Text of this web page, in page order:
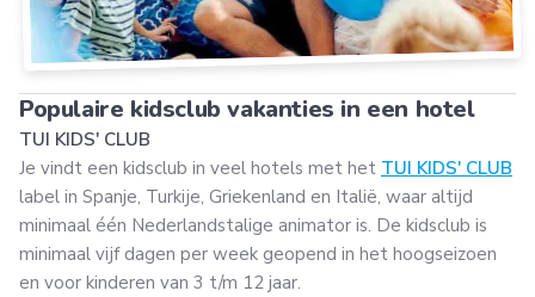
Populaire kidsclub vakanties in een hotel
TUI KIDS' CLUB
Je vindt een kidsclub in veel hotels met het TUI KIDS' CLUB
label in Spanje, Turkije, Griekenland en Italië, waar altijd
minimaal één Nederlandstalige animator is. De kidsclub is
minimaal vijf dagen per week geopend in het hoogseizoen
en voor kinderen van 3 t/m 12 jaar.